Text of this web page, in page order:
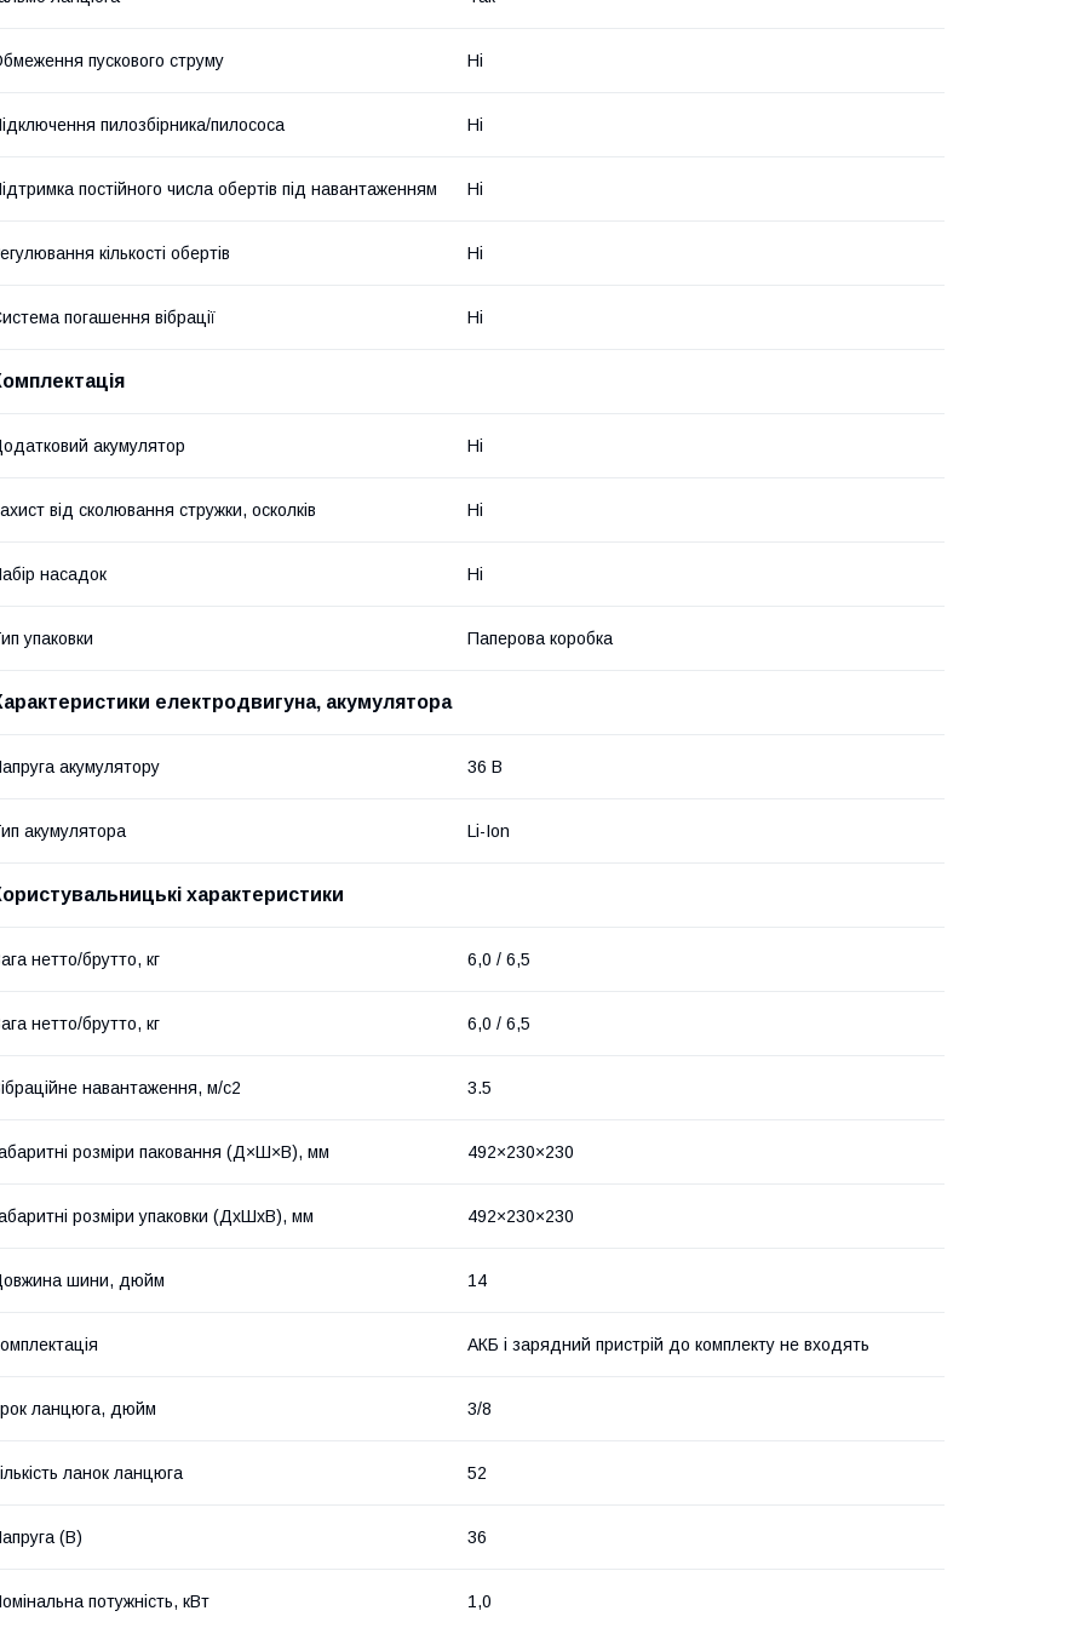
пускового струму Ні
пилозбірника/пилососа Ні
постійного числа обертів під навантаженням Ні
кількості обертів Ні
погашення вібрації Ні
акумулятор Ні
від сколювання стружки, осколків Ні
насадок Ні
упаковки Паперова коробка
електродвигуна, акумулятора
акумулятору 36 В
акумулятора Li-Ion
характеристики
нетто/брутто, кг 6,0 / 6,5
нетто/брутто, кг 6,0 / 6,5
навантаження, м/c2 3.5
розміри паковання (Д×Ш×В), мм 492×230×230
розміри упаковки (ДхШхВ), мм 492×230×230
шини, дюйм 14
АКБ і зарядний пристрій до комплекту не входять
ланцюга, дюйм 3/8
ланок ланцюга 52
(В) 36
потужність, кВт 1,0